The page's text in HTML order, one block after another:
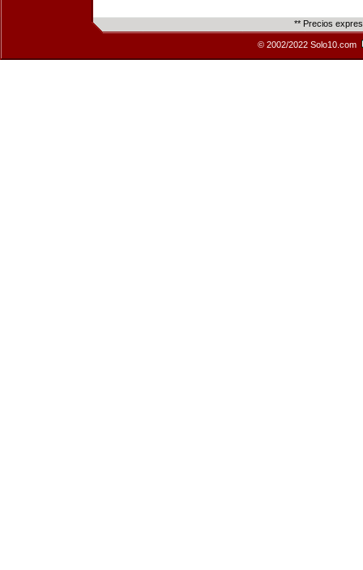
** Precios
© 2002/2022 Solo10.com